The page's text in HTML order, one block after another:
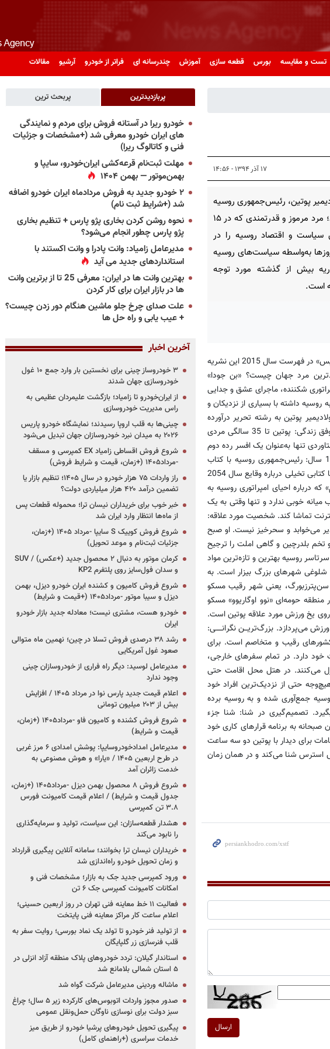
تست و مقایسه بورس قطعه سازی آموزش چندرسانه ای فراتر از خودرو آرشیو مقالات
۱۷ آذر ۱۳۹۴ - ۱۴:۵۶
پوتین، رئیس‌جمهوری روسیه
را همه می‌شناسند؛ مرد مرموز و قدرتمندی که در ۱۵
و اقتصاد روسیه را در
به‌واسطه سیاست‌های روسیه
بیش از گذشته مورد توجه
است.
به گزارش «پرشین خودرو»، پوتین 63 ساله، ماه گذشته از سوی نشریه آمریکایی «فوربس» در فهرست سال 2015 این نشریه
مرد جهان چیست؟ «بن جودا»
که در سال 2014 کتابی با عنوان «امپراتوری شکننده، ماجرای عشق و جدایی
داشته با بسیاری از نزدیکان و
پوتین به رشته تحریر درآورده
است. 10 نکته کلیدی را می‌توان درباره رئیس‌جمهوری روسیه برشمرد: 35 سال ناموفق زندگی: پوتین تا 35 سالگی مردی
بدون هیچ دستاوردی تنها به‌عنوان یک افسر رده دوم
کا.گ.ب در محل ماموریت خود در درسدن آلمان گذرانده است. تنها دو کتاب در 10 سال: رئیس‌جمهوری روسیه با کتاب
میانه خوبی ندارد. او در 10 سال گذشته تنها دو رمان خوانده است. یکی از این رمان‌ها کتابی تخیلی درباره وقایع سال 2054
درباره احیای امپراتوری روسیه به
خوبی ندارد و تنها وقتی به یک
تماشا کند. شخصیت مورد علاقه:
می‌خوابد و سحرخیز نیست. او صبح
تخم بلدرچین و گاهی املت را ترجیح
روسیه بهترین و تازه‌ترین مواد
شلوغی شهرهای بزرگ بیزار است. به
یعنی شهر رقیب مسکو
حومه‌ای «نوو اوگاریوو» مسکو
یخ ورزش مورد علاقه پوتین است.
بزرگ‌تریـــن نگرانـــــی:
رقیب و متخاصم است. برای
خود دارد. در تمام سفرهای خارجی،
می‌کنند. در هتل محل اقامت حتی
حتی از نزدیک‌ترین افراد خود
جمع‌آوری شده و به روسیه برده
تصمیم‌گیری در شنا: شنا جزء
به برنامه قرارهای کاری خود
برای دیدار با پوتین دو سه ساعت
استرس شنا می‌کند و در همان زمان
ارسال
پربازدیدترین پربحث ترین
خودرو ریرا در آستانه فروش برای مردم و نمایندگی
های ایران خودرو معرفی شد (+مشخصات و جزئیات
فنی و کاتالوگ ریرا)
مهلت ثبت‌نام قرعه‌کشی ایران‌خودرو، سایپا و
بهمن‌موتور — بهمن ۱۴۰۴
۲ خودرو جدید به فروش مردادماه ایران خودرو اضافه
شد (+شرایط ثبت نام)
نحوه روشن کردن بخاری پژو پارس + تنظیم بخاری
پژو پارس چطور انجام می‌شود؟
مدیرعامل زامیاد: وانت پادرا و وانت اکستند با
استانداردهای جدید می آید
بهترین وانت ها در ایران: معرفی 25 تا از برترین وانت
ها در بازار ایران برای کار کردن
علت صدای چرخ جلو ماشین هنگام دور زدن چیست؟
+ عیب یابی و راه حل ها
آخرین اخبار
۳ خودروساز چینی برای نخستین بار وارد جمع ۱۰ غول
خودروسازی جهان شدند
از ایران‌خودرو تا زامیاد؛ بازگشت علیمردان عظیمی به
راس مدیریت خودروسازی
چینی‌ها به قلب اروپا رسیدند؛ نمایشگاه خودرو پاریس
۲۰۲۶ به میدان نبرد خودروسازان جهان تبدیل می‌شود
شروع فروش اقساطی زامیاد EX کمپرسی و مسقف
-مرداد۱۴۰۵ (+زمان، قیمت و شرایط فروش)
راز واردات ۷۵ هزار خودرو در سال ۱۴۰۵؛ تنظیم بازار یا
تضمین درآمد ۴۲۰ هزار میلیاردی دولت؟
خبر خوب برای خریداران نیسان ترا؛ محموله قطعات پس
از ماه‌ها انتظار وارد ایران شد
شروع فروش کوییک S سایپا -مرداد ۱۴۰۵ (+زمان،
جزئیات ثبت‌نام و موعد تحویل)
کرمان موتور به دنبال ۲ محصول جدید (+عکس) / SUV
و سدان فول‌سایز روی پلتفرم KP2
شروع فروش کامیون و کشنده ایران خودرو دیزل، بهمن
دیزل و سیبا موتور -مرداد۱۴۰۵ (+قیمت و شرایط)
خودرو هست، مشتری نیست؛ معادله جدید بازار خودرو
ایران
رشد ۳۸ درصدی فروش تسلا در چین؛ نهمین ماه متوالی
صعود غول آمریکایی
مدیرعامل لوسید: دیگر راه فراری از خودروسازان چینی
وجود ندارد
اعلام قیمت جدید پارس نوا در مرداد ۱۴۰۵ / افزایش
بیش از ۲۰۳ میلیون تومانی
شروع فروش کشنده و کامیون فاو -مرداد۱۴۰۵ (+زمان،
قیمت و شرایط)
مدیرعامل امدادخودروسایپا: پوشش امدادی ۶ مرز غربی
در طرح اربعین ۱۴۰۵ / «یارا» و هوش مصنوعی به
خدمت زائران آمد
شروع فروش ۸ محصول بهمن دیزل -مرداد۱۴۰۵ (+زمان،
جدول قیمت و شرایط) / اعلام قیمت کامیونت فورس
۳.۸ تن کمپرسی
هشدار قطعه‌سازان: این سیاست، تولید و سرمایه‌گذاری
را نابود می‌کند
خریداران نیسان ترا بخوانند؛ سامانه آنلاین پیگیری قرارداد
و زمان تحویل خودرو راه‌اندازی شد
ورود کمپرسی جدید جک به بازار؛ مشخصات فنی و
امکانات کامیونت کمپرسی جک ۶ تن
فعالیت ۱۱ خط معاینه فنی تهران در روز اربعین حسینی؛
اعلام ساعت کار مراکز معاینه فنی پایتخت
از تولید فنر خودرو تا تولد یک نماد بورسی؛ روایت سفر به
قلب فنرسازی زر گلپایگان
استاندار گیلان: تردد خودروهای پلاک منطقه آزاد انزلی در
۵ استان شمالی بلامانع شد
ماشاله وردینی مدیرعامل شرکت گواه شد
صدور مجوز واردات اتوبوس‌های کارکرده زیر ۵ سال؛ چراغ
سبز دولت برای نوسازی ناوگان حمل‌ونقل عمومی
پیگیری تحویل خودروهای پرشیا خودرو از طریق میز
خدمات سراسری (+راهنمای کامل)